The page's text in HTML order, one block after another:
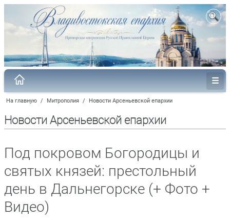
На главную / Митрополия / Новости Арсеньевской епархии
Новости Арсеньевской епархии
Под покровом Богородицы и
святых князей: престольный
день в Дальнегорске (+ Фото +
Видео)